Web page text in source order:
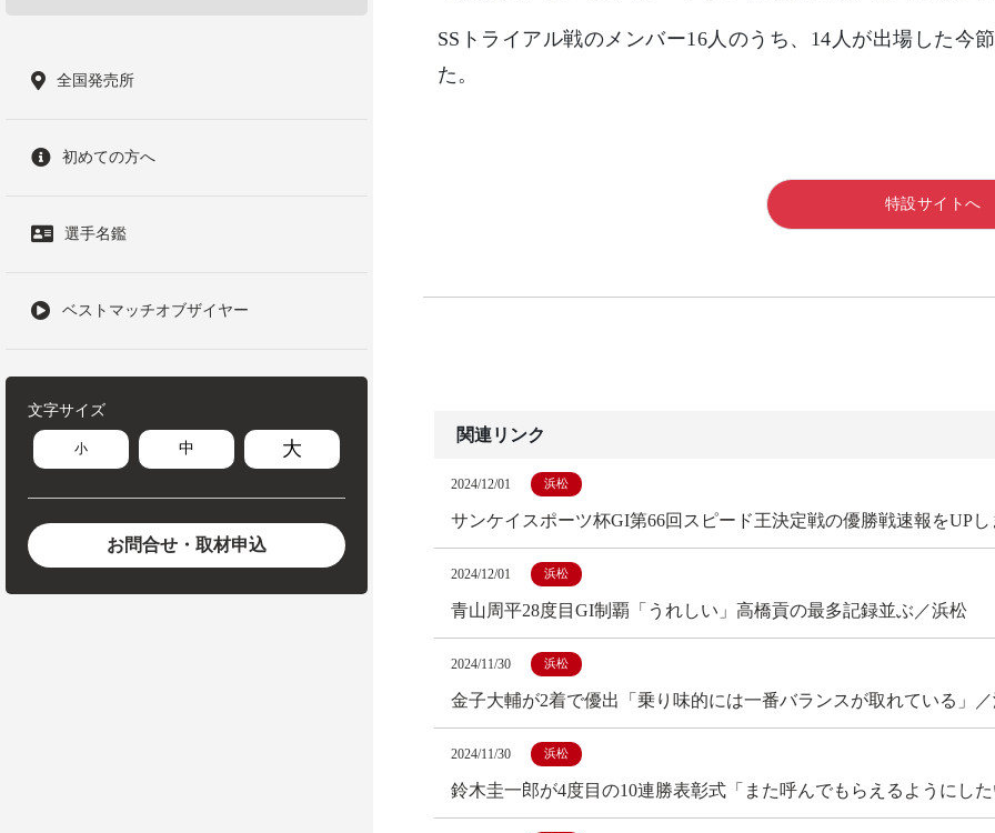
全国発売所
初めての方へ
選手名鑑
ベストマッチオブザイヤー
文字サイズ
小 中 大
お問合せ・取材申込
SSトライアル戦のメンバー16人のうち、14人が出場した今
た。
特設サイトへ
関連リンク
2024/12/01 浜松
サンケイスポーツ杯GI第66回スピード王決定戦の優勝戦速報をUPし
2024/12/01 浜松
青山周平28度目GI制覇「うれしい」高橋貢の最多記録並ぶ／浜松
2024/11/30 浜松
金子大輔が2着で優出「乗り味的には一番バランスが取れている」
2024/11/30 浜松
鈴木圭一郎が4度目の10連勝表彰式「また呼んでもらえるようにし